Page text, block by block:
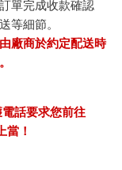
單完成收款確認
等細節。
廠商於約定配送時
話要求您前往
當！